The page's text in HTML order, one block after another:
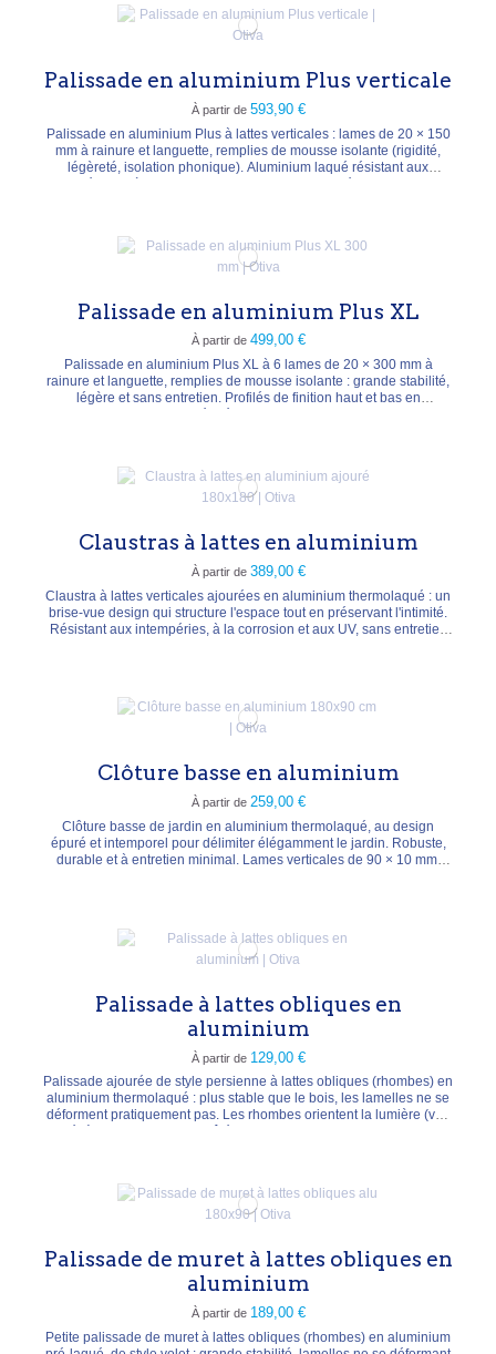
Palissade en aluminium Plus verticale
À partir de 593,90 €
Palissade en aluminium Plus à lattes verticales : lames de 20 × 150
mm à rainure et languette, remplies de mousse isolante (rigidité,
légèreté, isolation phonique). Aluminium laqué résistant aux
intempéries et à la corrosion, sans entretien. Profilés de finition haut
Palissade en aluminium Plus XL
À partir de 499,00 €
Palissade en aluminium Plus XL à 6 lames de 20 × 300 mm à
rainure et languette, remplies de mousse isolante : grande stabilité,
légère et sans entretien. Profilés de finition haut et bas en
Claustras à lattes en aluminium
À partir de 389,00 €
Claustra à lattes verticales ajourées en aluminium thermolaqué : un
brise-vue design qui structure l'espace tout en préservant l'intimité.
Résistant aux intempéries, à la corrosion et aux UV, sans entretien
Clôture basse en aluminium
À partir de 259,00 €
Clôture basse de jardin en aluminium thermolaqué, au design
épuré et intemporel pour délimiter élégamment le jardin. Robuste,
durable et à entretien minimal. Lames verticales de 90 × 10 mm,
Palissade à lattes obliques en
aluminium
À partir de 129,00 €
Palissade ajourée de style persienne à lattes obliques (rhombes) en
aluminium thermolaqué : plus stable que le bois, les lamelles ne se
déforment pratiquement pas. Les rhombes orientent la lumière (vue
Palissade de muret à lattes obliques en
aluminium
À partir de 189,00 €
Petite palissade de muret à lattes obliques (rhombes) en aluminium